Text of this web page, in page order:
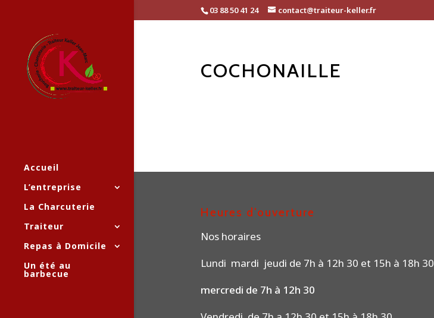
03 88 50 41 24 contact@traiteur-keller.fr
Accueil
L’entreprise
La Charcuterie
Traiteur
Repas à Domicile
Un été au
barbecue
COCHONAILLE
Heures d’ouverture
Nos horaires
Lundi mardi jeudi de 7h à 12h 30 et 15h à 18h 30
mercredi de 7h à 12h 30